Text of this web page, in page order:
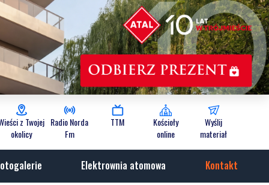
z Twojej
okolicy
Radio Norda
Fm
TTM
Kościoły
online
Wyślij
materiał
Elektrownia atomowa Kontakt